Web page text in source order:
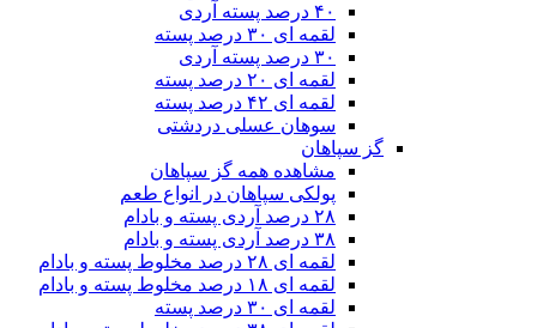
۴۰ درصد پسته آردی
لقمه ای ۳۰ درصد پسته
۳۰ درصد پسته آردی
لقمه ای ۲۰ درصد پسته
لقمه ای ۴۲ درصد پسته
سوهان عسلی دردشتی
گز سپاهان
مشاهده همه گز سپاهان
پولکی سپاهان در انواع طعم
۲۸ درصد آردی پسته و بادام
۳۸ درصد آردی پسته و بادام
لقمه ای ۲۸ درصد مخلوط پسته و بادام
لقمه ای ۱۸ درصد مخلوط پسته و بادام
لقمه ای ۳۰ درصد پسته